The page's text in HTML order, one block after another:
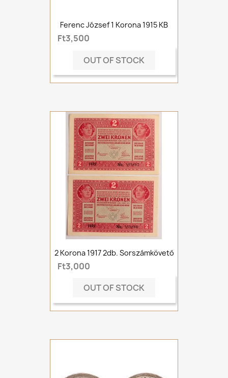
Ferenc József 1 Korona 1915 KB
Ft3,500
OUT OF STOCK
2 Korona 1917 2db. Sorszámkövető
Ft3,000
OUT OF STOCK